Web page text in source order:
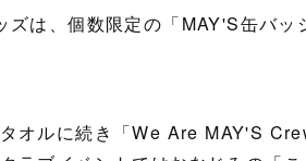
ズは、個数限定の「MAY'S缶バ
オルに続き「We Are MAY'S